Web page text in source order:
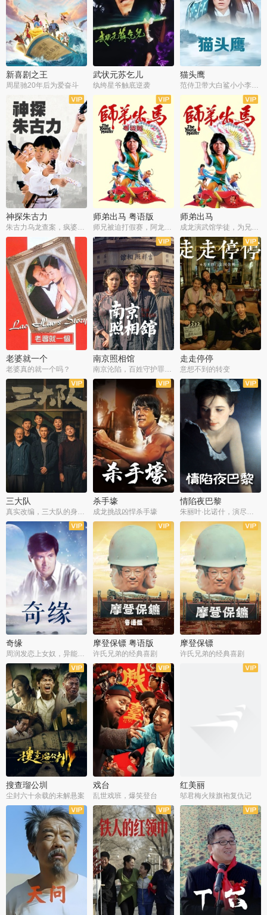
新喜剧之王
周星驰20年后为爱奋斗
武状元苏乞儿
纨绔星爷触底逆袭
猫头鹰
神探朱古力
朱古力乌龙查案，疯婆子神助攻
师弟出马 粤语版
师兄被迫打假赛，阿龙追查斗黑帮
师弟出马
成龙演武馆学徒，为兄搏命战黑道
老婆就一个
老婆真的就一个吗？
南京照相馆
南京沦陷，百姓守护罪证底片
走走停停
意想不到的转变
三大队 杀手壕
成龙挑战凶悍杀手壕
情陷夜巴黎
奇缘
周润发恋上女奴，异能护体战邪派
摩登保镖 粤语版
许氏兄弟的经典喜剧
摩登保镖
许氏兄弟的经典喜剧
搜查瑠公圳
尘封六十余载的未解悬案
戏台
乱世戏班，爆笑登台
红美丽
邬君梅火辣旗袍复仇记